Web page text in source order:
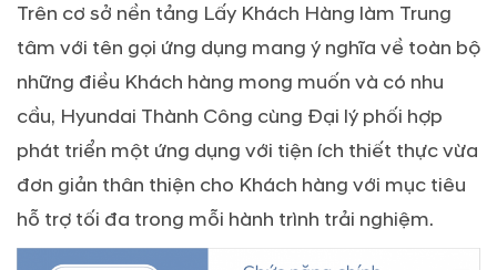
Trên cơ sở nền tảng Lấy Khách Hàng làm Trung
tâm với tên gọi ứng dụng mang ý nghĩa về toàn bộ
những điều Khách hàng mong muốn và có nhu
cầu, Hyundai Thành Công cùng Đại lý phối hợp
phát triển một ứng dụng với tiện ích thiết thực vừa
đơn giản thân thiện cho Khách hàng với mục tiêu
hỗ trợ tối đa trong mỗi hành trình trải nghiệm.